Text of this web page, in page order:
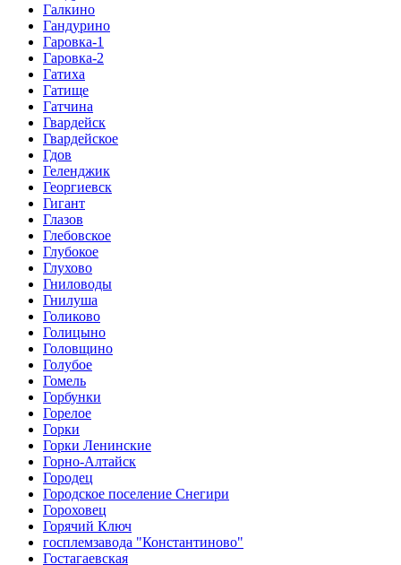
Галкино
Гандурино
Гаровка-1
Гаровка-2
Гатиха
Гатище
Гатчина
Гвардейск
Гвардейское
Гдов
Геленджик
Георгиевск
Гигант
Глазов
Глебовское
Глубокое
Глухово
Гниловоды
Гнилуша
Голиково
Голицыно
Головщино
Голубое
Гомель
Горбунки
Горелое
Горки
Горки Ленинские
Горно-Алтайск
Городец
Городское поселение Снегири
Гороховец
Горячий Ключ
госплемзавода "Константиново"
Гостагаевская